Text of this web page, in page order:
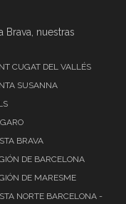
Brava, nuestras
CUGAT DEL VALLÉS
SUSANNA
BRAVA
DE BARCELONA
DE MARESME
NORTE BARCELONA -